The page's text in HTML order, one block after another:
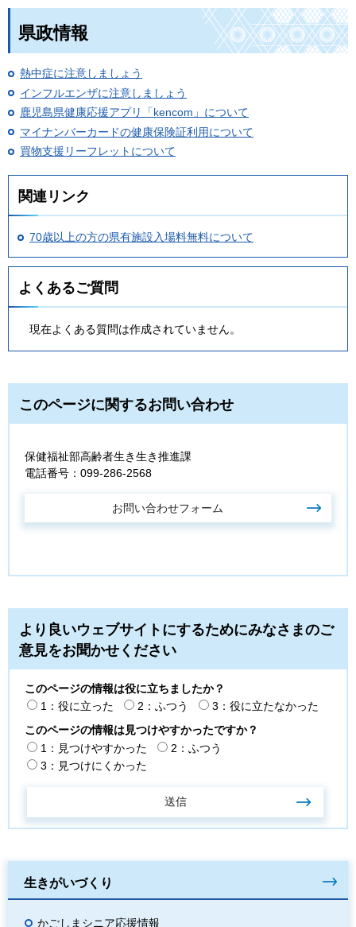
県政情報
熱中症に注意しましょう
インフルエンザに注意しましょう
鹿児島県健康応援アプリ「kencom」について
マイナンバーカードの健康保険証利用について
買物支援リーフレットについて
関連リンク
70歳以上の方の県有施設入場料無料について
よくあるご質問
現在よくある質問は作成されていません。
このページに関するお問い合わせ
保健福祉部高齢者生き生き推進課
電話番号：099-286-2568
より良いウェブサイトにするためにみなさまのご
意見をお聞かせください
このページの情報は役に立ちましたか？
1：役に立った
2：ふつう
3：役に立たなかった
このページの情報は見つけやすかったですか？
1：見つけやすかった
2：ふつう
3：見つけにくかった
生きがいづくり
かごしまシニア応援情報